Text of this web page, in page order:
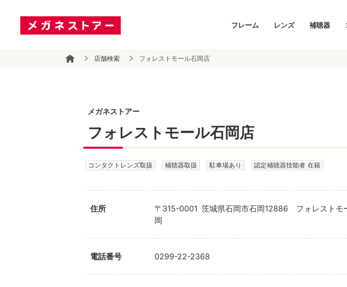
フレーム レンズ 補聴器
店舗検索 フォレストモール石岡店
メガネストアー
フォレストモール石岡店
コンタクトレンズ取扱 補聴器取扱 駐車場あり 認定補聴器技能者 在籍
住所
〒315-0001 茨城県石岡市石岡12886 フォレストモ
岡
電話番号 0299-22-2368